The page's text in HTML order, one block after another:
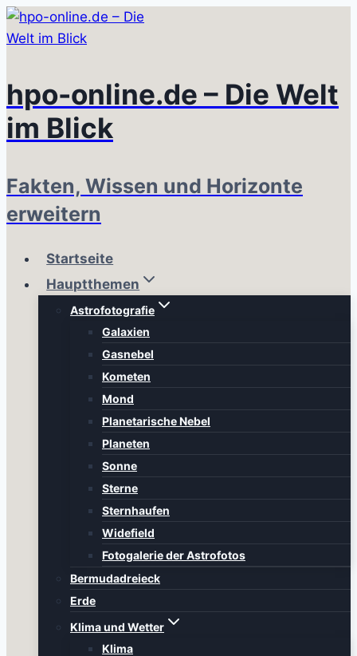
Zum
Inhalt
hpo-online.de – Die Welt
im Blick
Fakten, Wissen und Horizonte
erweitern
Startseite
Hauptthemen
Astrofotografie
Galaxien
Gasnebel
Kometen
Mond
Planetarische Nebel
Planeten
Sonne
Sterne
Sternhaufen
Widefield
Fotogalerie der Astrofotos
Bermudadreieck
Erde
Klima und Wetter
Klima